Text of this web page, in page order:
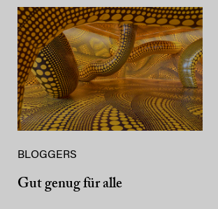
BLOGGERS
Gut genug für alle